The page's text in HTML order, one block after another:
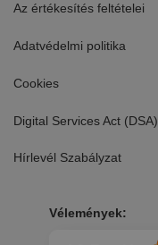
Az értékesítés feltételei
Adatvédelmi politika
Cookies
Digital Services Act (DSA)
Hírlevél Szabályzat
Vélemények: